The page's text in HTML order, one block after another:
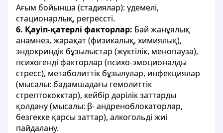
Ағым бойынша (стадиялар): үдемелі,
стационарлық, регрессті.
6. Қауіп-қатерлі факторлар: Бай жанұялық
анамнез, жарақат (физикалық, химиялық),
эндокриндік бұзылыстар (жүктілік, менопауза),
психогенді факторлар (психо-эмоционалды
стресс), метаболиттік бұзылулар, инфекциялар
(мысалы: бадамшадағы гемолиттік
стрептококктар), кейбір дәрілік заттарды
қолдану (мысалы: β- андреноблокаторлар,
безгекке қарсы заттар), алкогольді жиі
пайдалану.